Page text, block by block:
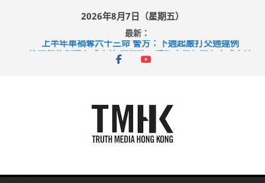
2026年8月7日（星期五）
最新：
上半年車禍奪六十三命 警方：下週起嚴打交通違例
性罪行修例獲九成支持 鄧炳強：爭取今屆任期內完成立法